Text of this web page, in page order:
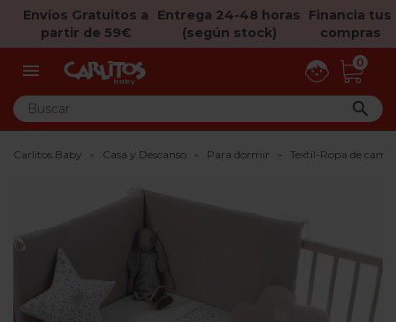
Envíos Gratuitos a
partir de 59€
Entrega 24-48 horas
(según stock)
Financia tus
compras
 0

Carlitos Baby Casa y Descanso Para dormir Textil-Ropa de cama